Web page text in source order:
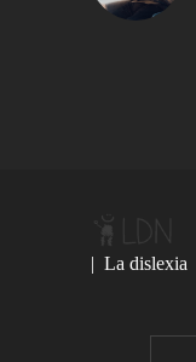
| La dislexia